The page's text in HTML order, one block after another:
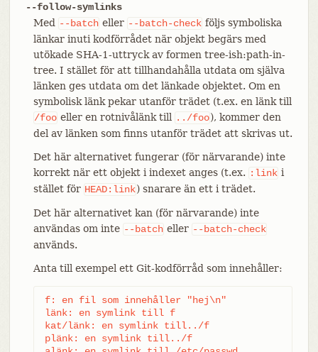
--follow-symlinks
Med
--batch eller --batch-check följs symboliska
länkar inuti kodförrådet när objekt begärs med
utökade SHA-1-uttryck av formen tree-ish:path-in-
tree. I stället för att tillhandahålla utdata om själva
länken ges utdata om det länkade objektet. Om en
symbolisk länk pekar utanför trädet (t.ex. en länk till
/foo eller en rotnivålänk till ../foo), kommer den
del av länken som finns utanför trädet att skrivas ut.
Det här alternativet fungerar (för närvarande) inte
korrekt när ett objekt i indexet anges (t.ex. :link i
stället för HEAD:link) snarare än ett i trädet.
Det här alternativet kan (för närvarande) inte
användas om inte --batch eller --batch-check
används.
Anta till exempel ett Git-kodförråd som innehåller:
f: en fil som innehåller "hej\n"
länk: en symlink till f
kat/länk: en symlink till../f
plänk: en symlink till../f